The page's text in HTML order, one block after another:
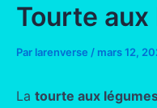
Tourte
Par larenverse / mars 12,
La tourte aux